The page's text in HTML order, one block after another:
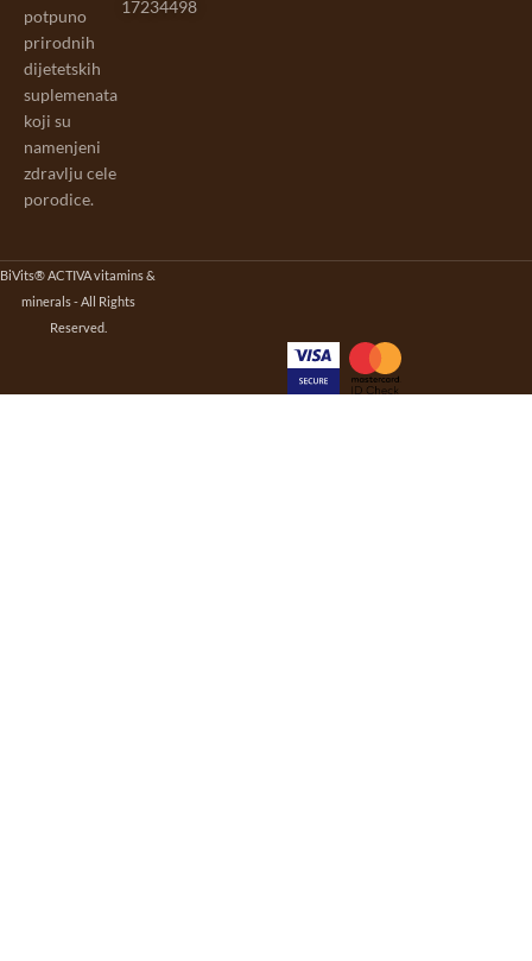
potpuno
prirodnih
dijetetskih
suplemenata
koji su
namenjeni
zdravlju cele
porodice.
17234498
BiVits® ACTIVA vitamins &
minerals - All Rights
Reserved.